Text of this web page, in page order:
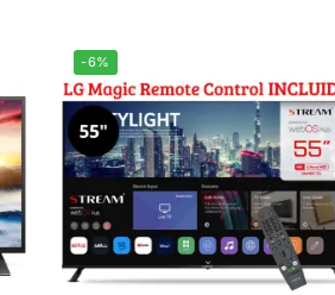
-6%